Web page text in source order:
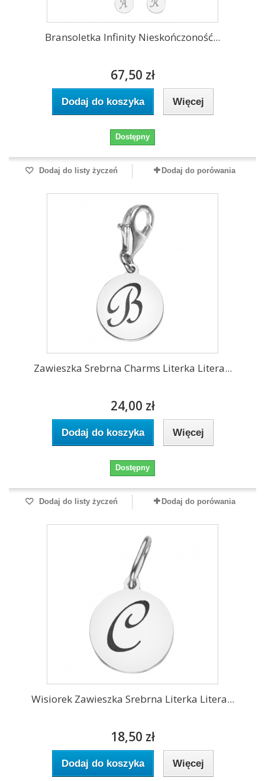
Bransoletka Infinity Nieskończoność...
67,50 zł
Dodaj do koszyka Więcej
Dostępny
Dodaj do listy życzeń Dodaj do porówania
Zawieszka Srebrna Charms Literka Litera...
24,00 zł
Dodaj do koszyka Więcej
Dostępny
Dodaj do listy życzeń Dodaj do porówania
Wisiorek Zawieszka Srebrna Literka Litera...
18,50 zł
Dodaj do koszyka Więcej